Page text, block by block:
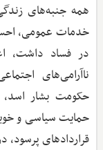
همه جنبه‌های زندگی
خدمات عمومی،
در فساد داشت،
ناآرامی‌های
حکومت بشار
حمایت سیاسی و
قراردادهای پرسود،